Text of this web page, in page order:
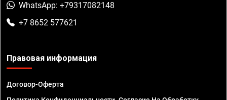
WhatsApp: +79317082148
+7 8652 577621
Правовая информация
Договор-Оферта